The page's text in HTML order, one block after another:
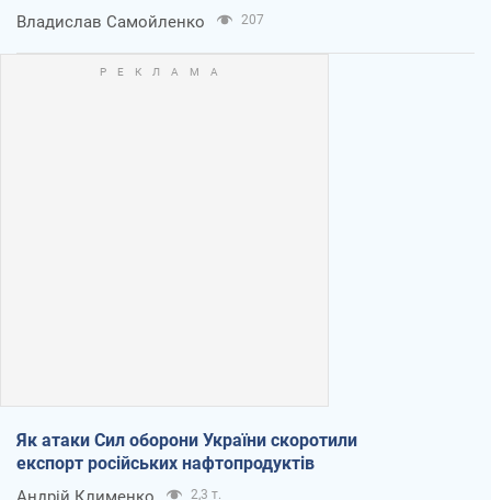
Владислав Самойленко 207
Як атаки Сил оборони України скоротили
експорт російських нафтопродуктів
2,3 т.